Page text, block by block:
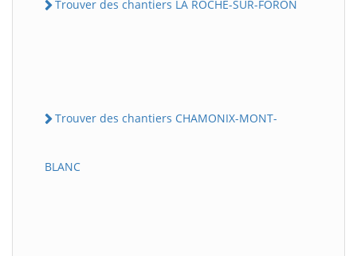
Trouver des chantiers LA ROCHE-SUR-FORON
Trouver des chantiers CHAMONIX-MONT-
BLANC